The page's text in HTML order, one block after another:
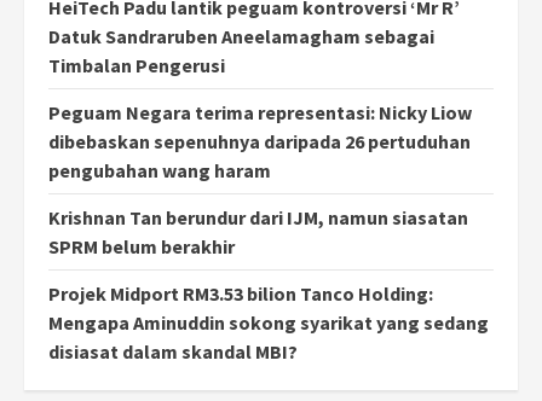
HeiTech Padu lantik peguam kontroversi ‘Mr R’
Datuk Sandraruben Aneelamagham sebagai
Timbalan Pengerusi
Peguam Negara terima representasi: Nicky Liow
dibebaskan sepenuhnya daripada 26 pertuduhan
pengubahan wang haram
Krishnan Tan berundur dari IJM, namun siasatan
SPRM belum berakhir
Projek Midport RM3.53 bilion Tanco Holding:
Mengapa Aminuddin sokong syarikat yang sedang
disiasat dalam skandal MBI?